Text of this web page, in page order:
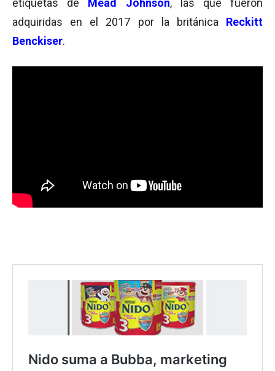
etiquetas de
Mead Johnson, las que fueron
adquiridas en el 2017 por la británica Reckitt
Benckiser.